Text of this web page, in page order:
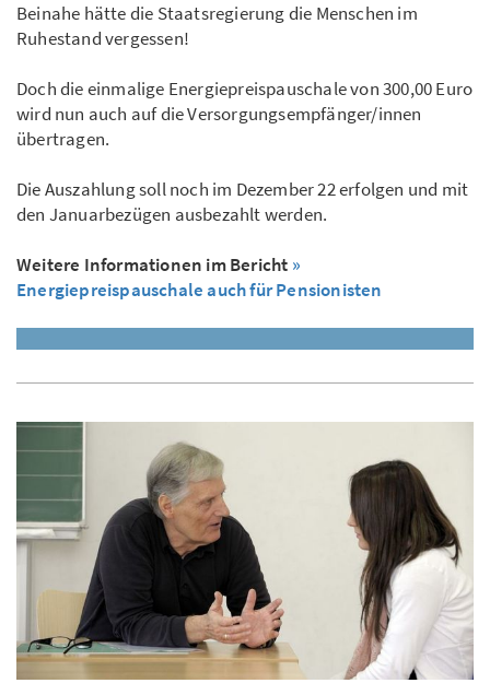
Beinahe hätte die Staatsregierung die Menschen im
Ruhestand vergessen!
Doch die einmalige Energiepreispauschale von 300,00 Euro
wird nun auch auf die Versorgungsempfänger/innen
übertragen.
Die Auszahlung soll noch im Dezember 22 erfolgen und mit
den Januarbezügen ausbezahlt werden.
Weitere Informationen im Bericht »
Energiepreispauschale auch für Pensionisten